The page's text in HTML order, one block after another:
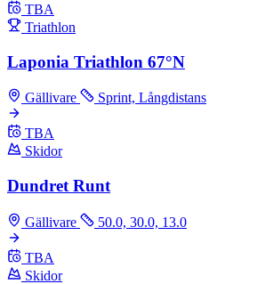
TBA
Triathlon
Laponia Triathlon 67°N
Gällivare Sprint, Långdistans
TBA
Skidor
Dundret Runt
Gällivare 50.0, 30.0, 13.0
TBA
Skidor